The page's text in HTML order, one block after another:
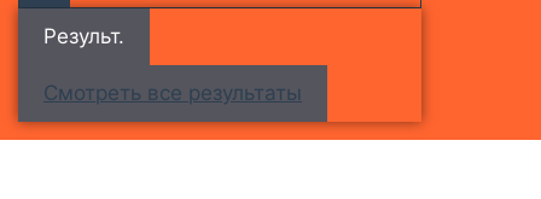
Результ.
Смотреть все результаты